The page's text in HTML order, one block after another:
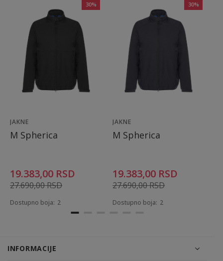
30%
JAKNE
M Spherica
19.383,00 RSD
27.690,00RSD
Dostupno boja: 2
30%
JAKNE
M Spherica
19.383,00 RSD
27.690,00RSD
Dostupno boja: 2
INFORMACIJE